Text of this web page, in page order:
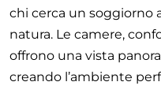
chi cerca un soggiorno
natura. Le camere,
offrono una vista
creando l’ambiente